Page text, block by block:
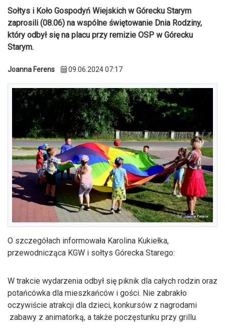
Sołtys i Koło Gospodyń Wiejskich w Górecku Starym
zaprosili (08.06) na wspólne świętowanie Dnia Rodziny,
który odbył się na placu przy remizie OSP w Górecku
Starym.
Joanna Ferens 09.06.2024 07:17
O szczegółach informowała Karolina Kukiełka,
przewodnicząca KGW i sołtys Górecka Starego:
W trakcie wydarzenia odbył się piknik dla całych rodzin oraz
potańcówka dla mieszkańców i gości. Nie zabrakło
oczywiście atrakcji dla dzieci, konkursów z nagrodami
zabawy z animatorką, a także poczęstunku przy grillu.